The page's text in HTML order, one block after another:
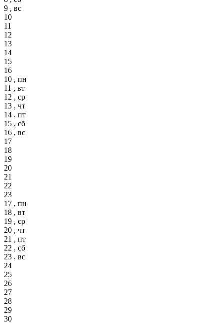
9 , вс
10
11
12
13
14
15
16
10 , пн
11 , вт
12 , ср
13 , чт
14 , пт
15 , сб
16 , вс
17
18
19
20
21
22
23
17 , пн
18 , вт
19 , ср
20 , чт
21 , пт
22 , сб
23 , вс
24
25
26
27
28
29
30